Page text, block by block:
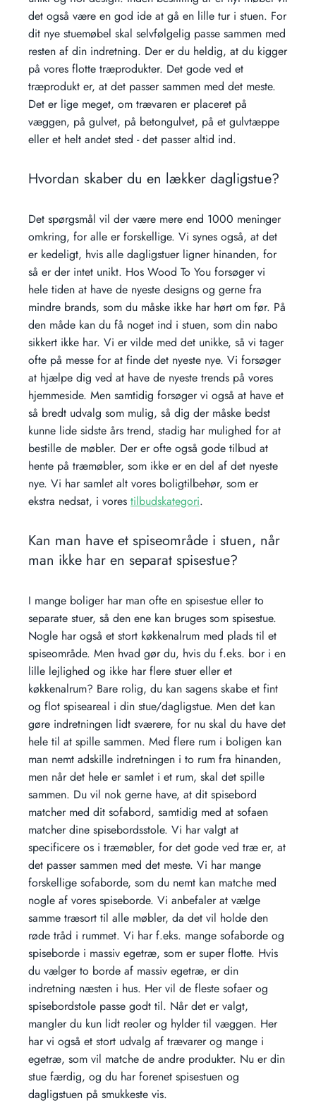
det også være en god ide at gå en lille tur i stuen. For
dit nye stuemøbel skal selvfølgelig passe sammen med
resten af din indretning. Der er du heldig, at du kigger
på vores flotte træprodukter. Det gode ved et
træprodukt er, at det passer sammen med det meste.
Det er lige meget, om trævaren er placeret på
væggen, på gulvet, på betongulvet, på et gulvtæppe
eller et helt andet sted - det passer altid ind.
Hvordan skaber du en lækker dagligstue?
Det spørgsmål vil der være mere end 1000 meninger
omkring, for alle er forskellige. Vi synes også, at det
er kedeligt, hvis alle dagligstuer ligner hinanden, for
så er der intet unikt. Hos Wood To You forsøger vi
hele tiden at have de nyeste designs og gerne fra
mindre brands, som du måske ikke har hørt om før. På
den måde kan du få noget ind i stuen, som din nabo
sikkert ikke har. Vi er vilde med det unikke, så vi tager
ofte på messe for at finde det nyeste nye. Vi forsøger
at hjælpe dig ved at have de nyeste trends på vores
hjemmeside. Men samtidig forsøger vi også at have et
så bredt udvalg som mulig, så dig der måske bedst
kunne lide sidste års trend, stadig har mulighed for at
bestille de møbler. Der er ofte også gode tilbud at
hente på træmøbler, som ikke er en del af det nyeste
nye. Vi har samlet alt vores boligtilbehør, som er
ekstra nedsat, i vores tilbudskategori.
Kan man have et spiseområde i stuen, når
man ikke har en separat spisestue?
I mange boliger har man ofte en spisestue eller to
separate stuer, så den ene kan bruges som spisestue.
Nogle har også et stort køkkenalrum med plads til et
spiseområde. Men hvad gør du, hvis du f.eks. bor i en
lille lejlighed og ikke har flere stuer eller et
køkkenalrum? Bare rolig, du kan sagens skabe et fint
og flot spiseareal i din stue/dagligstue. Men det kan
gøre indretningen lidt sværere, for nu skal du have det
hele til at spille sammen. Med flere rum i boligen kan
man nemt adskille indretningen i to rum fra hinanden,
men når det hele er samlet i et rum, skal det spille
sammen. Du vil nok gerne have, at dit spisebord
matcher med dit sofabord, samtidig med at sofaen
matcher dine spisebordsstole. Vi har valgt at
specificere os i træmøbler, for det gode ved træ er, at
det passer sammen med det meste. Vi har mange
forskellige sofaborde, som du nemt kan matche med
nogle af vores spiseborde. Vi anbefaler at vælge
samme træsort til alle møbler, da det vil holde den
røde tråd i rummet. Vi har f.eks. mange sofaborde og
spiseborde i massiv egetræ, som er super flotte. Hvis
du vælger to borde af massiv egetræ, er din
indretning næsten i hus. Her vil de fleste sofaer og
spisebordstole passe godt til. Når det er valgt,
mangler du kun lidt reoler og hylder til væggen. Her
har vi også et stort udvalg af trævarer og mange i
egetræ, som vil matche de andre produkter. Nu er din
stue færdig, og du har forenet spisestuen og
dagligstuen på smukkeste vis.